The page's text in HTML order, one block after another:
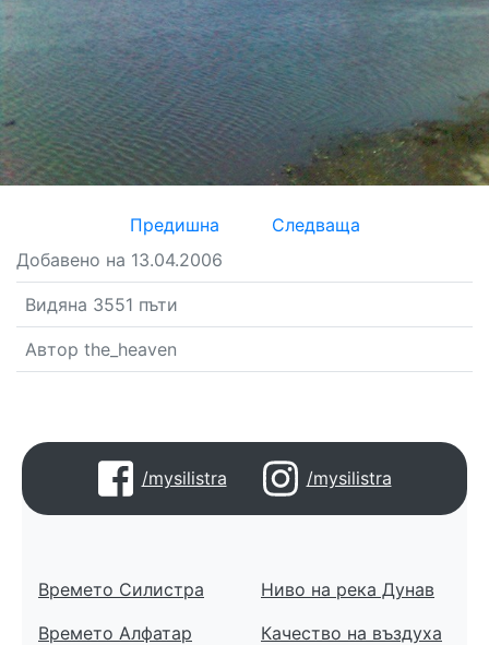
Предишна
Следваща
Добавено на 13.04.2006
Видяна 3551 пъти
Автор the_heaven
/mysilistra /mysilistra
Времето Силистра
Времето Алфатар
Ниво на река Дунав
Качество на въздуха